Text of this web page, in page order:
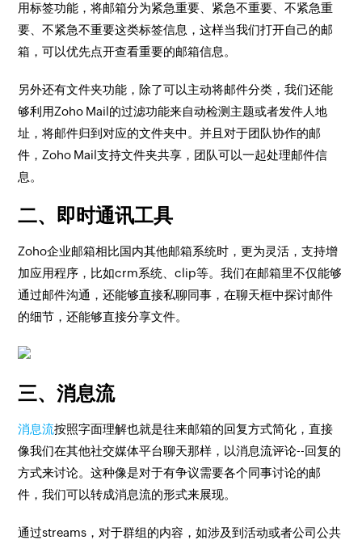
用标签功能，将邮箱分为紧急重要、紧急不重要、不紧急重
要、不紧急不重要这类标签信息，这样当我们打开自己的邮
箱，可以优先点开查看重要的邮箱信息。
另外还有文件夹功能，除了可以主动将邮件分类，我们还能
够利用Zoho Mail的过滤功能来自动检测主题或者发件人地
址，将邮件归到对应的文件夹中。并且对于团队协作的邮
件，Zoho Mail支持文件夹共享，团队可以一起处理邮件信
息。
二、即时通讯工具
Zoho企业邮箱相比国内其他邮箱系统时，更为灵活，支持增
加应用程序，比如crm系统、clip等。我们在邮箱里不仅能够
通过邮件沟通，还能够直接私聊同事，在聊天框中探讨邮件
的细节，还能够直接分享文件。
三、消息流
消息流按照字面理解也就是往来邮箱的回复方式简化，直接
像我们在其他社交媒体平台聊天那样，以消息流评论--回复的
方式来讨论。这种像是对于有争议需要各个同事讨论的邮
件，我们可以转成消息流的形式来展现。
通过streams，对于群组的内容，如涉及到活动或者公司公共